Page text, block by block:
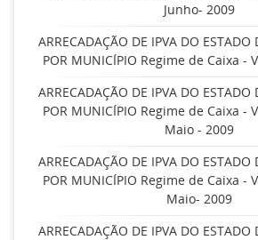
Junho- 2009
ARRECADAÇÃO DE IPVA DO ESTADO
POR MUNICÍPIO Regime de Caixa -
ARRECADAÇÃO DE IPVA DO ESTADO
POR MUNICÍPIO Regime de Caixa -
Maio - 2009
ARRECADAÇÃO DE IPVA DO ESTADO
POR MUNICÍPIO Regime de Caixa -
Maio- 2009
ARRECADAÇÃO DE IPVA DO ESTADO